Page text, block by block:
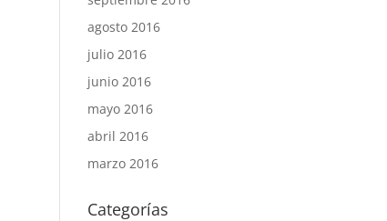
agosto 2016
julio 2016
junio 2016
mayo 2016
abril 2016
marzo 2016
Categorías